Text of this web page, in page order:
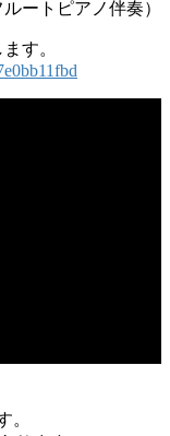
ートピアノ伴奏）
す。
。